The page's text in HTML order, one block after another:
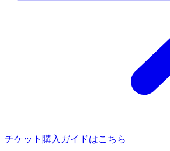
チケット購入ガイドはこちら